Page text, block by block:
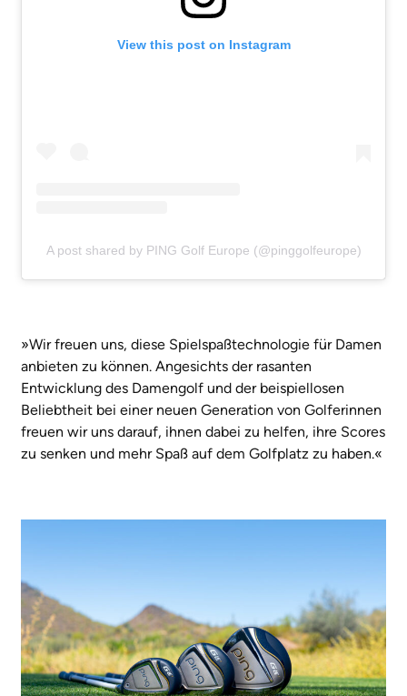
View this post on Instagram
A post shared by PING Golf Europe (@pinggolfeurope)
»Wir freuen uns, diese Spielspaßtechnologie für Damen
anbieten zu können. Angesichts der rasanten
Entwicklung des Damengolf und der beispiellosen
Beliebtheit bei einer neuen Generation von Golferinnen
freuen wir uns darauf, ihnen dabei zu helfen, ihre Scores
zu senken und mehr Spaß auf dem Golfplatz zu haben.«